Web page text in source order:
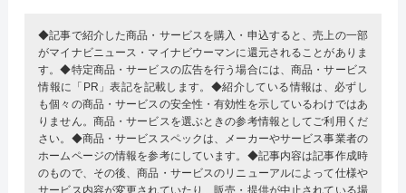
◆記事で紹介した商品・サービスを購入・申込すると、売上の一部
がマイナビニュース・マイナビウーマンに還元されることがありま
す。◆特定商品・サービスの広告を行う場合には、商品・サービス
情報に「PR」表記を記載します。◆紹介している情報は、必ずし
も個々の商品・サービスの安全性・有効性を示しているわけではあ
りません。商品・サービスを選ぶときの参考情報としてご利用くだ
さい。◆商品・サービススペックは、メーカーやサービス事業者の
ホームページの情報を参考にしています。◆記事内容は記事作成時
のもので、その後、商品・サービスのリニューアルによって仕様や
サービス内容が変更されていたり、販売・提供が中止されている場